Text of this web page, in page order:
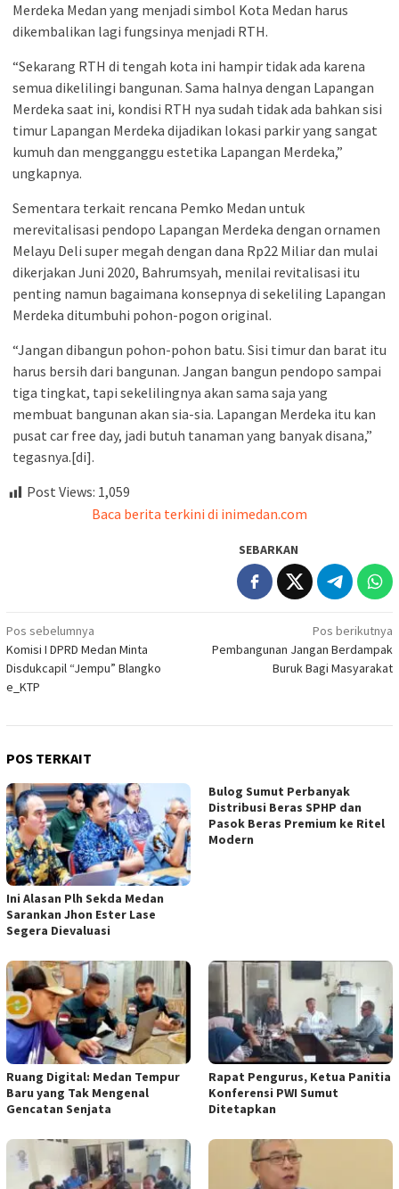
Merdeka Medan yang menjadi simbol Kota Medan harus
dikembalikan lagi fungsinya menjadi RTH.
“Sekarang RTH di tengah kota ini hampir tidak ada karena
semua dikelilingi bangunan. Sama halnya dengan Lapangan
Merdeka saat ini, kondisi RTH nya sudah tidak ada bahkan sisi
timur Lapangan Merdeka dijadikan lokasi parkir yang sangat
kumuh dan mengganggu estetika Lapangan Merdeka,”
ungkapnya.
Sementara terkait rencana Pemko Medan untuk
merevitalisasi pendopo Lapangan Merdeka dengan ornamen
Melayu Deli super megah dengan dana Rp22 Miliar dan mulai
dikerjakan Juni 2020, Bahrumsyah, menilai revitalisasi itu
penting namun bagaimana konsepnya di sekeliling Lapangan
Merdeka ditumbuhi pohon-pogon original.
“Jangan dibangun pohon-pohon batu. Sisi timur dan barat itu
harus bersih dari bangunan. Jangan bangun pendopo sampai
tiga tingkat, tapi sekelilingnya akan sama saja yang
membuat bangunan akan sia-sia. Lapangan Merdeka itu kan
pusat car free day, jadi butuh tanaman yang banyak disana,”
tegasnya.[di].
Post Views: 1,059
Baca berita terkini di inimedan.com
SEBARKAN
Navigasi
pos
Pos sebelumnya
Komisi I DPRD Medan Minta
Disdukcapil “Jempu” Blangko
e_KTP
Pos berikutnya
Pembangunan Jangan Berdampak
Buruk Bagi Masyarakat
POS TERKAIT
Ini Alasan Plh Sekda Medan
Sarankan Jhon Ester Lase
Segera Dievaluasi
Bulog Sumut Perbanyak
Distribusi Beras SPHP dan
Pasok Beras Premium ke Ritel
Modern
Ruang Digital: Medan Tempur
Baru yang Tak Mengenal
Gencatan Senjata
Rapat Pengurus, Ketua Panitia
Konferensi PWI Sumut
Ditetapkan